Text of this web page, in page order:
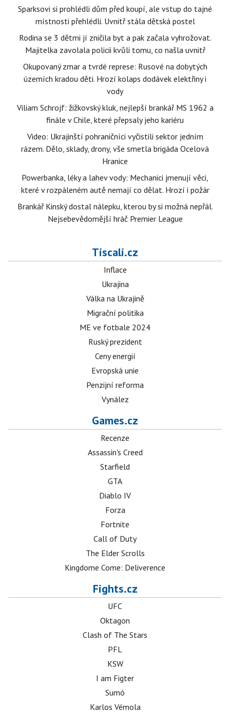
Sparksovi si prohlédli dům před koupí, ale vstup do tajné
místnosti přehlédli. Uvnitř stála dětská postel
Rodina se 3 dětmi jí zničila byt a pak začala vyhrožovat.
Majitelka zavolala policii kvůli tomu, co našla uvnitř
Okupovaný zmar a tvrdé represe: Rusové na dobytých
územích kradou děti. Hrozí kolaps dodávek elektřiny i
vody
Viliam Schrojf: žižkovský kluk, nejlepší brankář MS 1962 a
finále v Chile, které přepsaly jeho kariéru
Video: Ukrajinští pohraničníci vyčistili sektor jedním
rázem. Dělo, sklady, drony, vše smetla brigáda Ocelová
Hranice
Powerbanka, léky a lahev vody: Mechanici jmenují věci,
které v rozpáleném autě nemají co dělat. Hrozí i požár
Brankář Kinský dostal nálepku, kterou by si možná nepřál.
Nejsebevědomější hráč Premier League
Tiscali.cz
Inflace
Ukrajina
Válka na Ukrajině
Migrační politika
ME ve fotbale 2024
Ruský prezident
Ceny energií
Evropská unie
Penzijní reforma
Vynález
Games.cz
Recenze
Assassin's Creed
Starfield
GTA
Diablo IV
Forza
Fortnite
Call of Duty
The Elder Scrolls
Kingdome Come: Deliverence
Fights.cz
UFC
Oktagon
Clash of The Stars
PFL
KSW
I am Figter
Sumó
Karlos Vémola